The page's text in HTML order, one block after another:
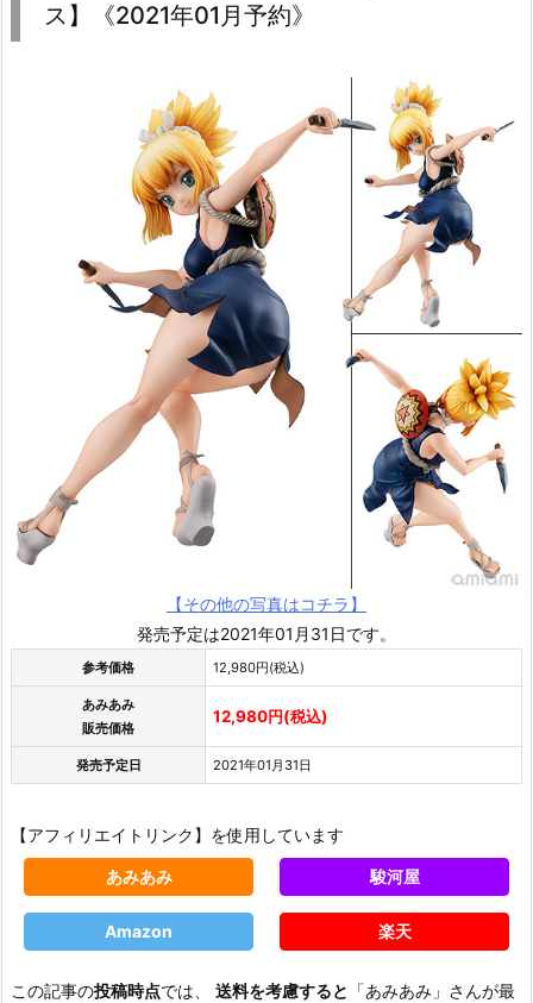
ス】《2021年01月予約》
【その他の写真はコチラ】
発売予定は2021年01月31日です。
参考価格 12,980円(税込)
あみあみ
販売価格
12,980円(税込)
発売予定日 2021年01月31日
【アフィリエイトリンク】を使用しています
あみあみ 駿河屋
Amazon 楽天
この記事の投稿時点では、 送料を考慮すると 「あみあみ」さんが最